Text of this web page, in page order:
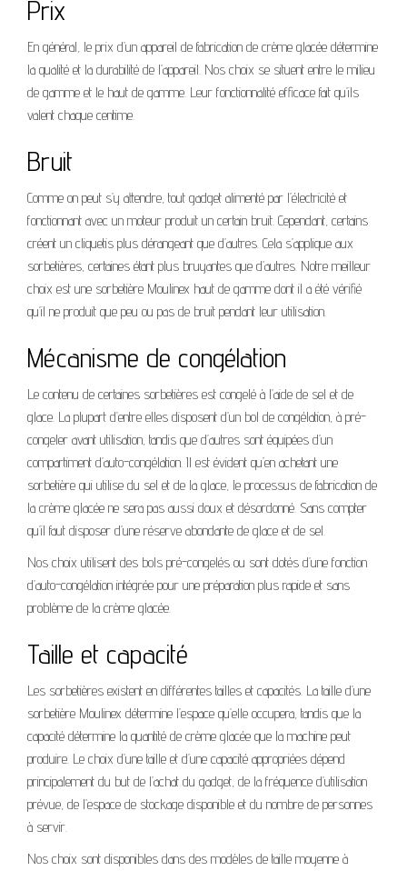
Prix
En général, le prix d’un appareil de fabrication de crème glacée détermine
la qualité et la durabilité de l’appareil. Nos choix se situent entre le milieu
de gamme et le haut de gamme. Leur fonctionnalité efficace fait qu’ils
valent chaque centime.
Bruit
Comme on peut s’y attendre, tout gadget alimenté par l’électricité et
fonctionnant avec un moteur produit un certain bruit. Cependant, certains
créent un cliquetis plus dérangeant que d’autres. Cela s’applique aux
sorbetières, certaines étant plus bruyantes que d’autres. Notre meilleur
choix est une sorbetière Moulinex haut de gamme dont il a été vérifié
qu’il ne produit que peu ou pas de bruit pendant leur utilisation.
Mécanisme de congélation
Le contenu de certaines sorbetières est congelé à l’aide de sel et de
glace. La plupart d’entre elles disposent d’un bol de congélation, à pré-
congeler avant utilisation, tandis que d’autres sont équipées d’un
compartiment d’auto-congélation. Il est évident qu’en achetant une
sorbetière qui utilise du sel et de la glace, le processus de fabrication de
la crème glacée ne sera pas aussi doux et désordonné. Sans compter
qu’il faut disposer d’une réserve abondante de glace et de sel.
Nos choix utilisent des bols pré-congelés ou sont dotés d’une fonction
d’auto-congélation intégrée pour une préparation plus rapide et sans
problème de la crème glacée.
Taille et capacité
Les sorbetières existent en différentes tailles et capacités. La taille d’une
sorbetière Moulinex détermine l’espace qu’elle occupera, tandis que la
capacité détermine la quantité de crème glacée que la machine peut
produire. Le choix d’une taille et d’une capacité appropriées dépend
principalement du but de l’achat du gadget, de la fréquence d’utilisation
prévue, de l’espace de stockage disponible et du nombre de personnes
à servir.
Nos choix sont disponibles dans des modèles de taille moyenne à